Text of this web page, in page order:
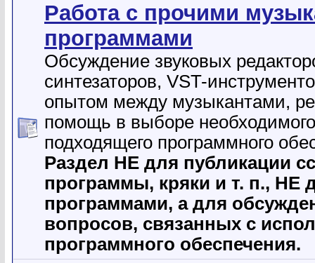
Работа с прочими
программами
Обсуждение звуковых
синтезаторов, VST-
опытом между музыкантами,
помощь в выборе
подходящего программного
Раздел НЕ для публикации
программы, кpяки и т. п., НЕ
программами, а для
вопросов, связанных с
программного обеспечения.